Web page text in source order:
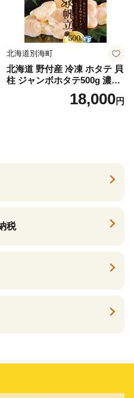
イス 北海道 白糠町
北海道別海町
北海道 野付産 冷凍 ホタテ 貝
柱 ジャンボホタテ500g 濃厚
な旨味と甘み （ほたて ホタ
テ 帆立 貝柱 ホタテ貝柱 大玉
18,000円
税